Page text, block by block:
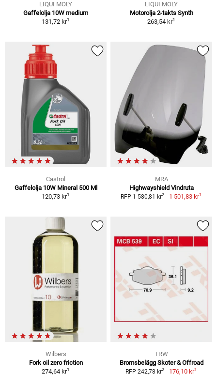
LIQUI MOLY
Gaffelolja 10W medium
131,72 kr1
LIQUI MOLY
Motorolja 2-takts Synth
263,54 kr1
Castrol
Gaffelolja 10W Mineral 500 Ml
120,73 kr1
MRA
Highwayshield Vindruta
RFP 1 580,81 kr2 1 501,83 kr1
Wilbers
Fork oil zero friction
274,64 kr1
TRW
Bromsbelägg Skoter & Offroad
RFP 242,78 kr2 176,10 kr1